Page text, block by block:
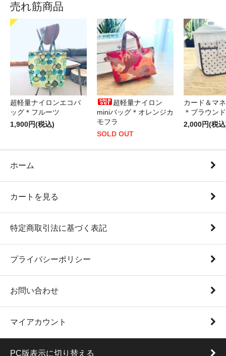
売れ筋商品
超軽量ナイロンエコバ
ッグ＊フルーツ
1,900円(税込)
超軽量ナイロン
miniバッグ＊オレンジカ
モフラ
SOLD OUT
カード＆マ
＊ブラウン
2,000円(税
ホーム
カートを見る
特定商取引法に基づく表記
プライバシーポリシー
お問い合わせ
マイアカウント
PC版表示に切り替える